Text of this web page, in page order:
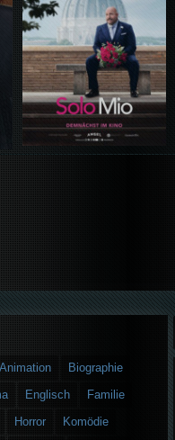
Animation
Biographie
Englisch
Familie
Horror
Komödie